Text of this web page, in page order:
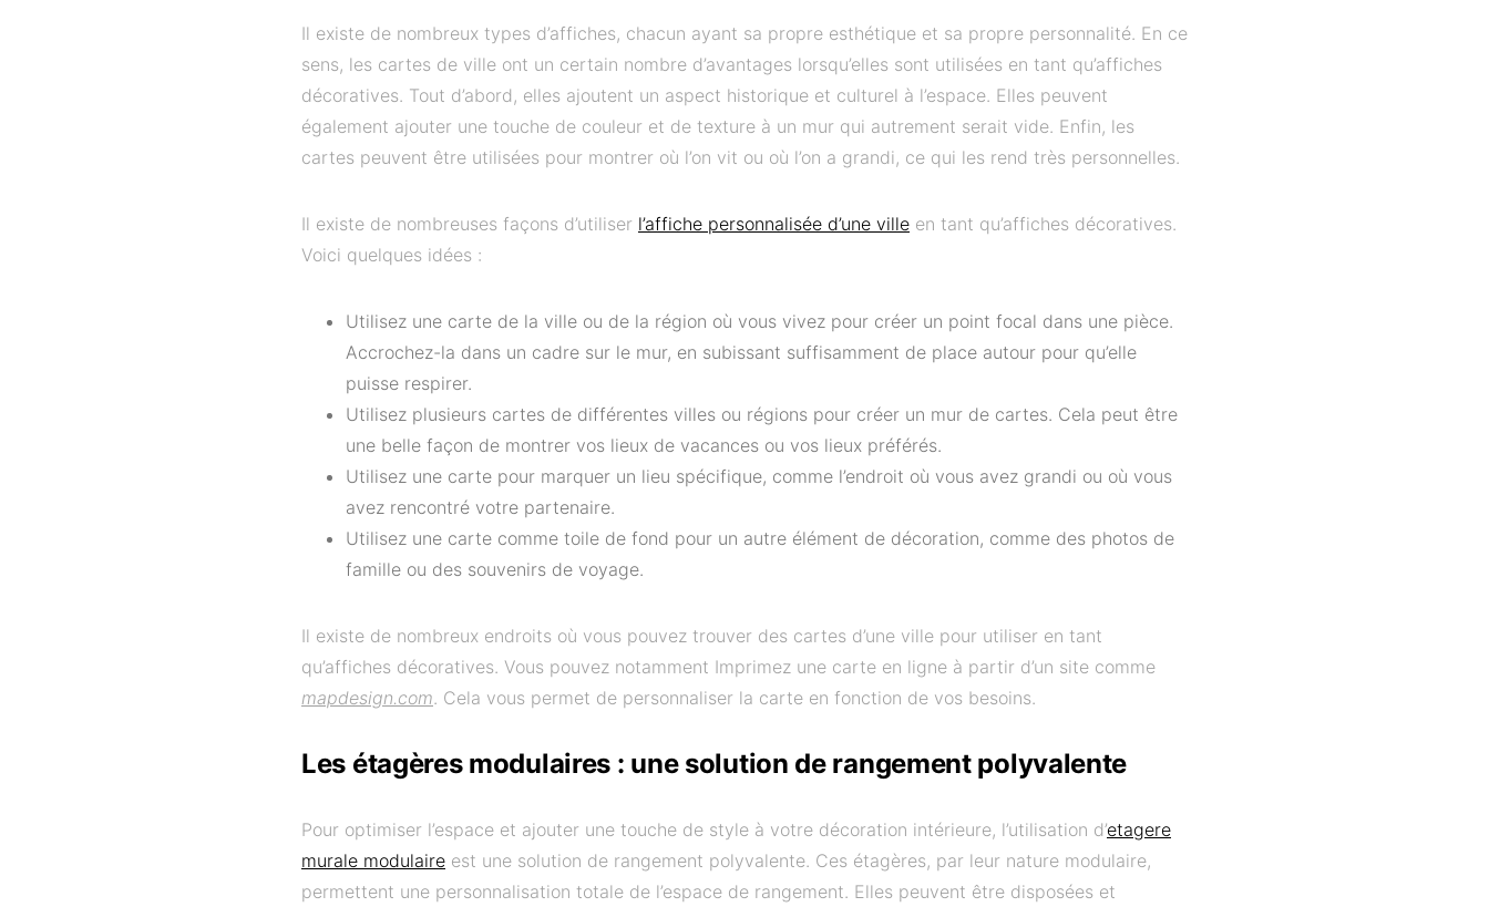
Il existe de nombreux types d’affiches, chacun ayant sa propre esthétique et sa propre personnalité. En ce
sens, les cartes de ville ont un certain nombre d’avantages lorsqu’elles sont utilisées en tant qu’affiches
décoratives. Tout d’abord, elles ajoutent un aspect historique et culturel à l’espace. Elles peuvent
également ajouter une touche de couleur et de texture à un mur qui autrement serait vide. Enfin, les
cartes peuvent être utilisées pour montrer où l’on vit ou où l’on a grandi, ce qui les rend très personnelles.
Il existe de nombreuses façons d’utiliser l’affiche personnalisée d’une ville en tant qu’affiches décoratives.
Voici quelques idées :
Utilisez une carte de la ville ou de la région où vous vivez pour créer un point focal dans une pièce.
Accrochez-la dans un cadre sur le mur, en subissant suffisamment de place autour pour qu’elle
puisse respirer.
Utilisez plusieurs cartes de différentes villes ou régions pour créer un mur de cartes. Cela peut être
une belle façon de montrer vos lieux de vacances ou vos lieux préférés.
Utilisez une carte pour marquer un lieu spécifique, comme l’endroit où vous avez grandi ou où vous
avez rencontré votre partenaire.
Utilisez une carte comme toile de fond pour un autre élément de décoration, comme des photos de
famille ou des souvenirs de voyage.
Il existe de nombreux endroits où vous pouvez trouver des cartes d’une ville pour utiliser en tant
qu’affiches décoratives. Vous pouvez notamment Imprimez une carte en ligne à partir d’un site comme
mapdesign.com. Cela vous permet de personnaliser la carte en fonction de vos besoins.
Les étagères modulaires : une solution de rangement polyvalente
Pour optimiser l’espace et ajouter une touche de style à votre décoration intérieure, l’utilisation d’etagere
murale modulaire est une solution de rangement polyvalente. Ces étagères, par leur nature modulaire,
permettent une personnalisation totale de l’espace de rangement. Elles peuvent être disposées et